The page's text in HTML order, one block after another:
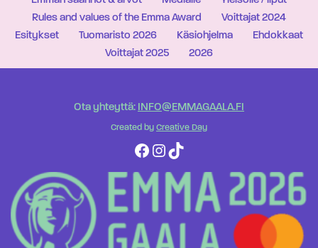
Rules and values of the Emma Award
Voittajat 2024
Esitykset
Tuomaristo 2026 Käsiohjelma
Ehdokkaat
Voittajat 2025
2026
Ota yhteyttä: INFO@EMMAGAALA.FI
Created by Creative Day